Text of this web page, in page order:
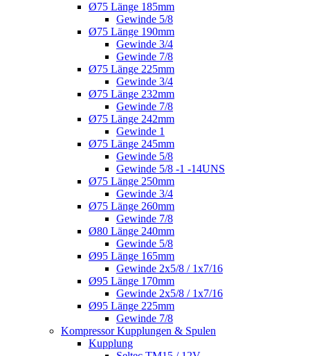
Ø75 Länge 185mm
Gewinde 5/8
Ø75 Länge 190mm
Gewinde 3/4
Gewinde 7/8
Ø75 Länge 225mm
Gewinde 3/4
Ø75 Länge 232mm
Gewinde 7/8
Ø75 Länge 242mm
Gewinde 1
Ø75 Länge 245mm
Gewinde 5/8
Gewinde 5/8 -1 -14UNS
Ø75 Länge 250mm
Gewinde 3/4
Ø75 Länge 260mm
Gewinde 7/8
Ø80 Länge 240mm
Gewinde 5/8
Ø95 Länge 165mm
Gewinde 2x5/8 / 1x7/16
Ø95 Länge 170mm
Gewinde 2x5/8 / 1x7/16
Ø95 Länge 225mm
Gewinde 7/8
Kompressor Kupplungen & Spulen
Kupplung